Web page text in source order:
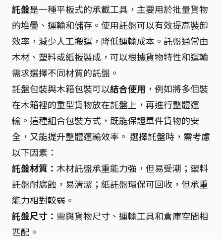
託盤是一種平板式的承載工具，主要用於批量貨物
的堆疊、運輸和儲存。使用託盤可以有效提高裝卸
效率，減少人工搬運，降低運輸成本。託盤通常由
木材、塑料或紙板製成，可以根據貨物特性和運輸
需求選擇不同材質的託盤。
託盤包裝與木箱包裝可以結合使用 ，例如將多個裝
在木箱裡的重型貨物放在託盤上，再進行整體運
輸。這種組合包裝方式，既能保證單件貨物的安
全，又能提升整體運輸效率。 選擇託盤時，需考慮
以下因素：
託盤材質： 木材託盤承重能力強，但易受潮；塑料
託盤耐腐蝕，易清潔；紙託盤環保可回收，但承重
能力相對較弱。
託盤尺寸： 需與貨物尺寸、運輸工具和倉庫空間相
匹配。